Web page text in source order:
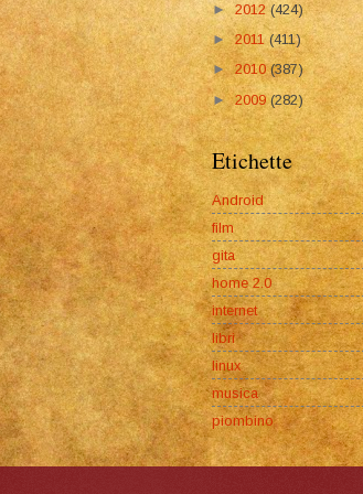
►2012(424)
►2011(411)
► 2010(387)
►2009(282)
Etichette
Android
film
gita
home 2.0
internet
libri
linux
musica
piombino